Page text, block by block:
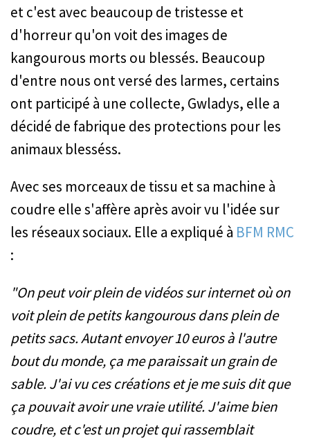
et c'est avec beaucoup de tristesse et
d'horreur qu'on voit des images de
kangourous morts ou blessés. Beaucoup
d'entre nous ont versé des larmes, certains
ont participé à une collecte, Gwladys, elle a
décidé de fabrique des protections pour les
animaux blesséss.
Avec ses morceaux de tissu et sa machine à
coudre elle s'affère après avoir vu l'idée sur
les réseaux sociaux. Elle a expliqué à BFM RMC
:
"On peut voir plein de vidéos sur internet où on
voit plein de petits kangourous dans plein de
petits sacs. Autant envoyer 10 euros à l'autre
bout du monde, ça me paraissait un grain de
sable. J'ai vu ces créations et je me suis dit que
ça pouvait avoir une vraie utilité. J'aime bien
coudre, et c'est un projet qui rassemblait